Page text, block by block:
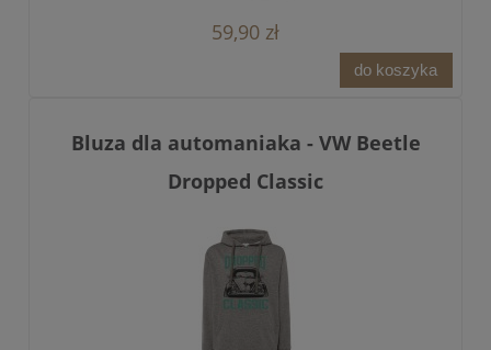
59,90 zł
do koszyka
Bluza dla automaniaka - VW Beetle
Dropped Classic